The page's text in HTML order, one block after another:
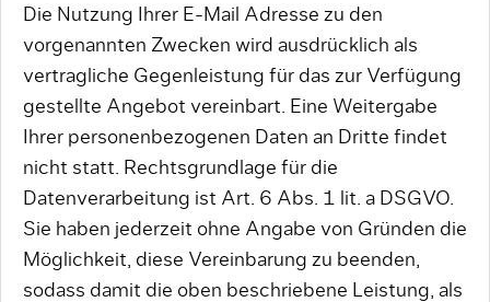
Die Nutzung Ihrer E-Mail Adresse zu den
vorgenannten Zwecken wird ausdrücklich als
vertragliche Gegenleistung für das zur Verfügung
gestellte Angebot vereinbart. Eine Weitergabe
Ihrer personenbezogenen Daten an Dritte findet
nicht statt. Rechtsgrundlage für die
Datenverarbeitung ist Art. 6 Abs. 1 lit. a DSGVO.
Sie haben jederzeit ohne Angabe von Gründen die
Möglichkeit, diese Vereinbarung zu beenden,
sodass damit die oben beschriebene Leistung, als